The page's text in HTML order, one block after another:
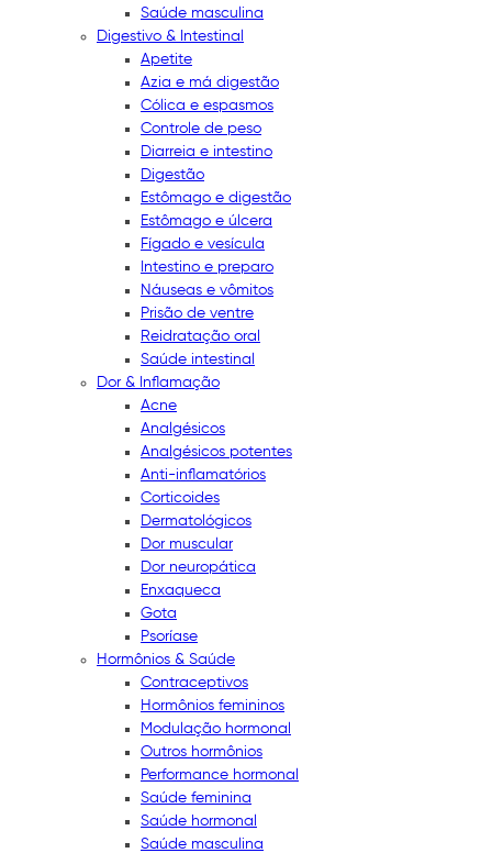
Saúde masculina
Digestivo & Intestinal
Apetite
Azia e má digestão
Cólica e espasmos
Controle de peso
Diarreia e intestino
Digestão
Estômago e digestão
Estômago e úlcera
Fígado e vesícula
Intestino e preparo
Náuseas e vômitos
Prisão de ventre
Reidratação oral
Saúde intestinal
Dor & Inflamação
Acne
Analgésicos
Analgésicos potentes
Anti-inflamatórios
Corticoides
Dermatológicos
Dor muscular
Dor neuropática
Enxaqueca
Gota
Psoríase
Hormônios & Saúde
Contraceptivos
Hormônios femininos
Modulação hormonal
Outros hormônios
Performance hormonal
Saúde feminina
Saúde hormonal
Saúde masculina